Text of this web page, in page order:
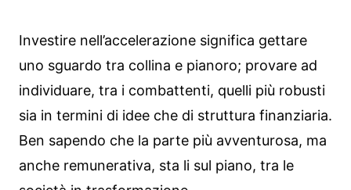
Investire nell’accelerazione significa gettare
uno sguardo tra collina e pianoro; provare ad
individuare, tra i combattenti, quelli più robusti
sia in termini di idee che di struttura finanziaria.
Ben sapendo che la parte più avventurosa, ma
anche remunerativa, sta li sul piano, tra le